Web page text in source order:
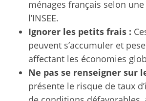
ménages français selon
l’INSEE.
Ignorer les petits frais :
peuvent s’accumuler et
affectant les économies
Ne pas se renseigner sur
présente le risque de taux